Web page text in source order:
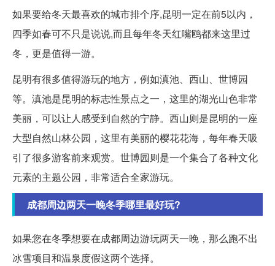
如果要给冬天最喜欢的城市排个序,昆明一定在前5以内，
四季如春可不只是说说,而且每年冬天红嘴鸥都来这里过
冬，更是值得一游。
昆明有很多值得游玩的地方，例如滇池、西山、世博园
等。滇池是昆明的标志性景点之一，这里的湖光山色非常
美丽，可以让人感受到自然的宁静。西山则是昆明的一座
大型自然山林公园，这里有美丽的樱花花海，每年春天吸
引了很多游客前来观赏。世博园则是一个集合了各种文化
元素的主题公园，非常适合全家游玩。
成都周边两天一晚冬季哪里最好玩?
如果您在冬季想要在成都周边游玩两天一晚，那么跑不出
冰雪项目和温泉度假这两个选择。